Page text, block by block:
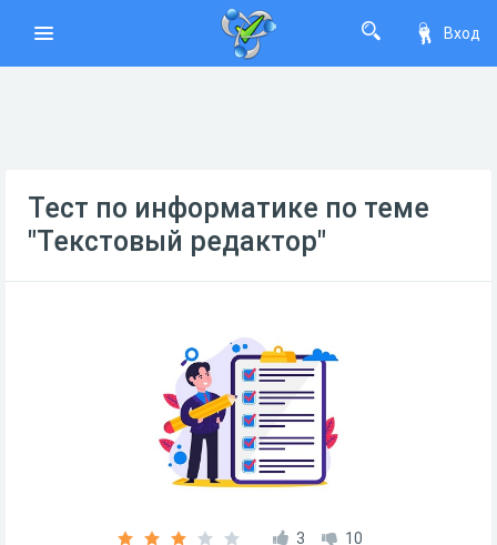
Вход
Тест по информатике по теме
"Текстовый редактор"
3 10